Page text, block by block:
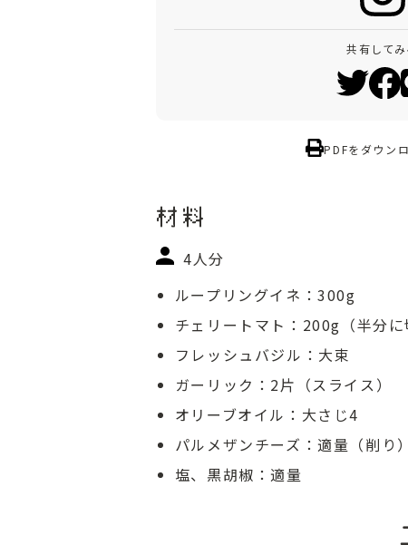
共有してみ
PDFをダウン
材料
4人分
ループリングイネ：300g
チェリートマト：200g（半分に
フレッシュバジル：大束
ガーリック：2片（スライス）
オリーブオイル：大さじ4
パルメザンチーズ：適量（削り）
塩、黒胡椒：適量